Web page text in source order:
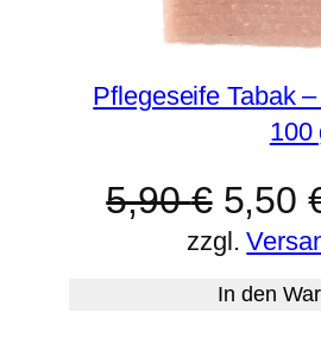
Pflegeseife Tabak
100
5,90€
Preis
war:
5,50
zzgl.
In den